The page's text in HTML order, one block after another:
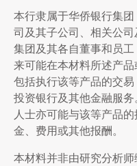
本行隶属于华侨银行集
司及其子公司、相关公
集团及其各自董事和员
来可能在本材料所述产
包括执行该等产品的交易
投资银行及其他金融服
人士亦可能与该等产品
金、费用或其他报酬。
本材料并非由研究分析